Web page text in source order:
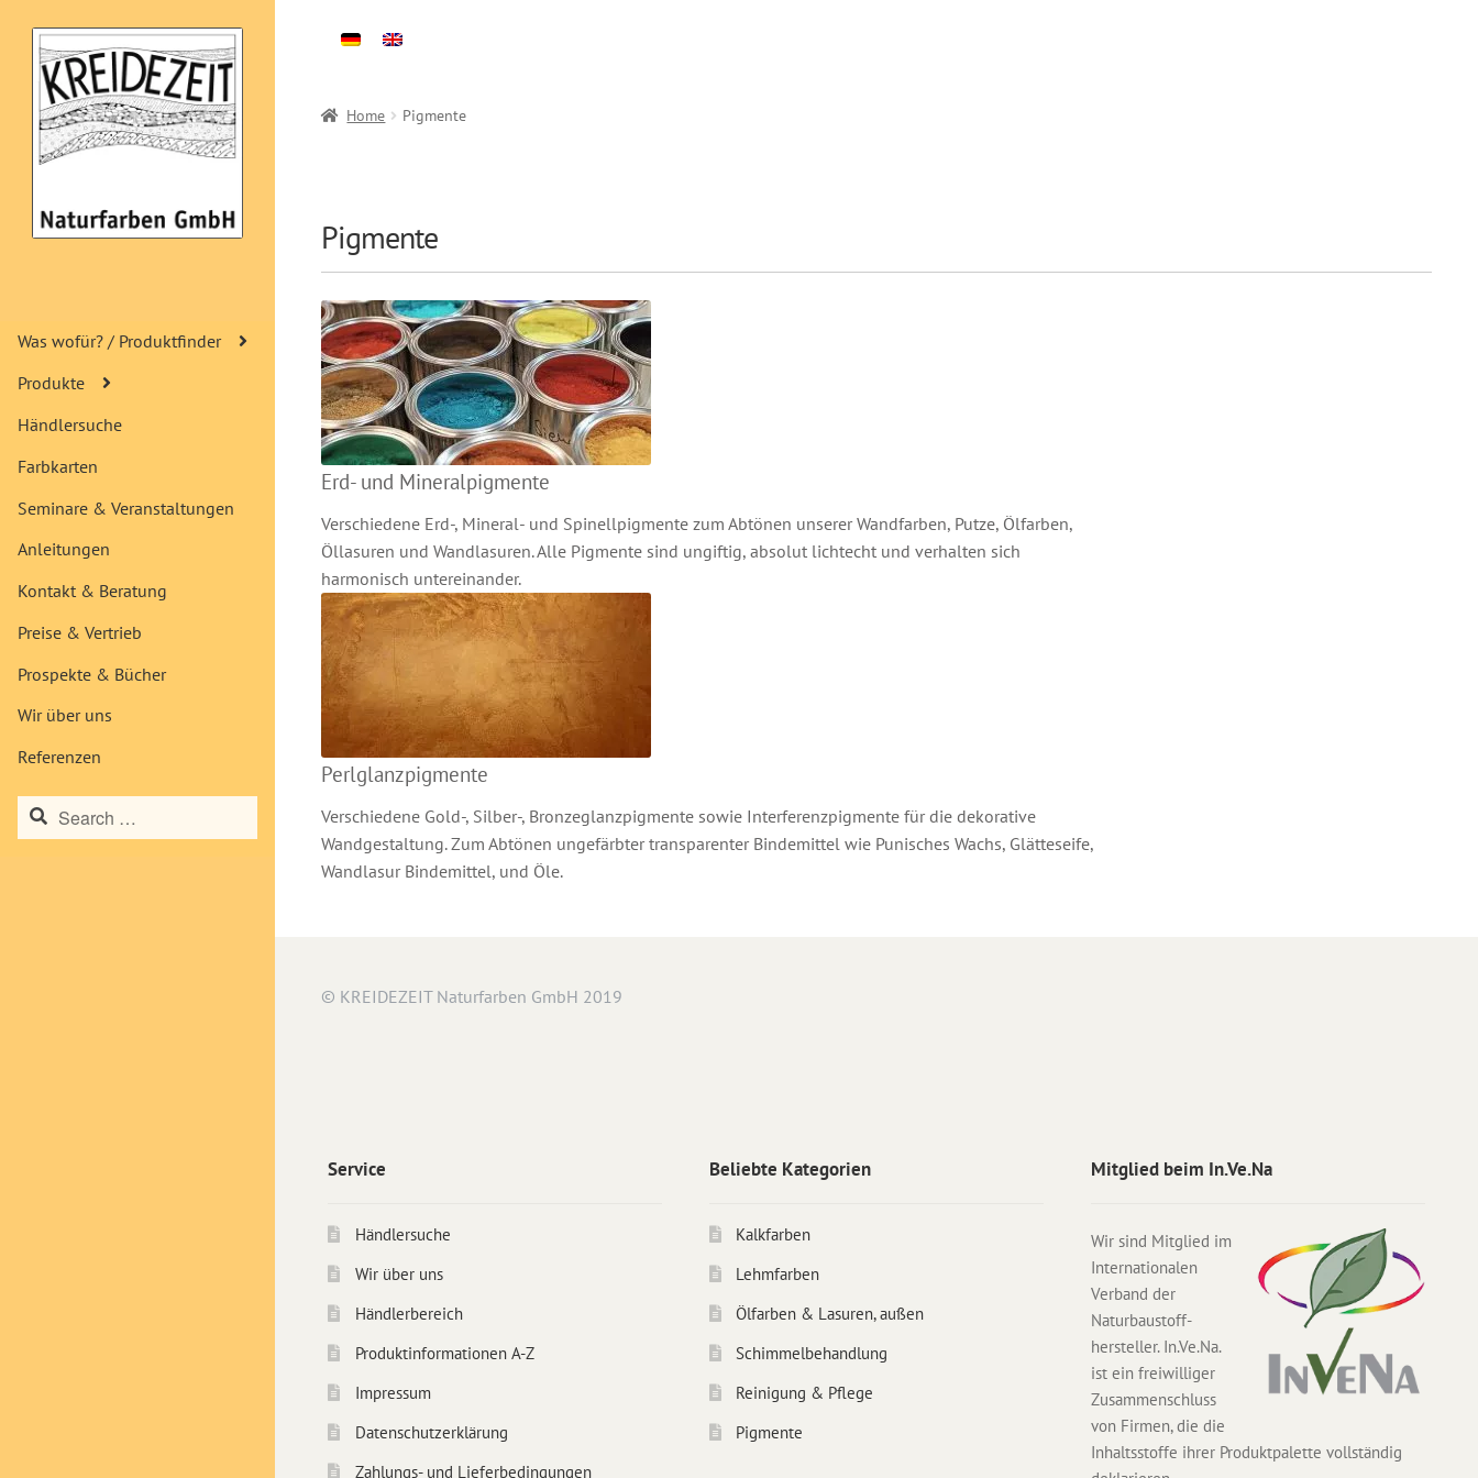
navigation
content
Was wofür? / Produktfinder
Produkte
Händlersuche
Farbkarten
Seminare & Veranstaltungen
Anleitungen
Kontakt & Beratung
Preise & Vertrieb
Prospekte & Bücher
Wir über uns
Referenzen
Search
for:
Home Pigmente
Pigmente
Erd- und Mineralpigmente
Verschiedene Erd-, Mineral- und Spinellpigmente zum Abtönen unserer Wandfarben, Putze, Ölfarben,
Öllasuren und Wandlasuren. Alle Pigmente sind ungiftig, absolut lichtecht und verhalten sich
harmonisch untereinander.
Perlglanzpigmente
Verschiedene Gold-, Silber-, Bronzeglanzpigmente sowie Interferenzpigmente für die dekorative
Wandgestaltung. Zum Abtönen ungefärbter transparenter Bindemittel wie Punisches Wachs, Glätteseife,
Wandlasur Bindemittel, und Öle.
© KREIDEZEIT Naturfarben GmbH 2019
Service
Händlersuche
Wir über uns
Händlerbereich
Produktinformationen A-Z
Impressum
Datenschutzerklärung
Zahlungs- und Lieferbedingungen
Beliebte Kategorien
Kalkfarben
Lehmfarben
Ölfarben & Lasuren, außen
Schimmelbehandlung
Reinigung & Pflege
Pigmente
Mitglied beim In.Ve.Na
Wir sind Mitglied im
Internationalen
Verband der
Naturbaustoff-
hersteller. In.Ve.Na.
ist ein freiwilliger
Zusammenschluss
von Firmen, die die
Inhaltsstoffe ihrer Produktpalette vollständig